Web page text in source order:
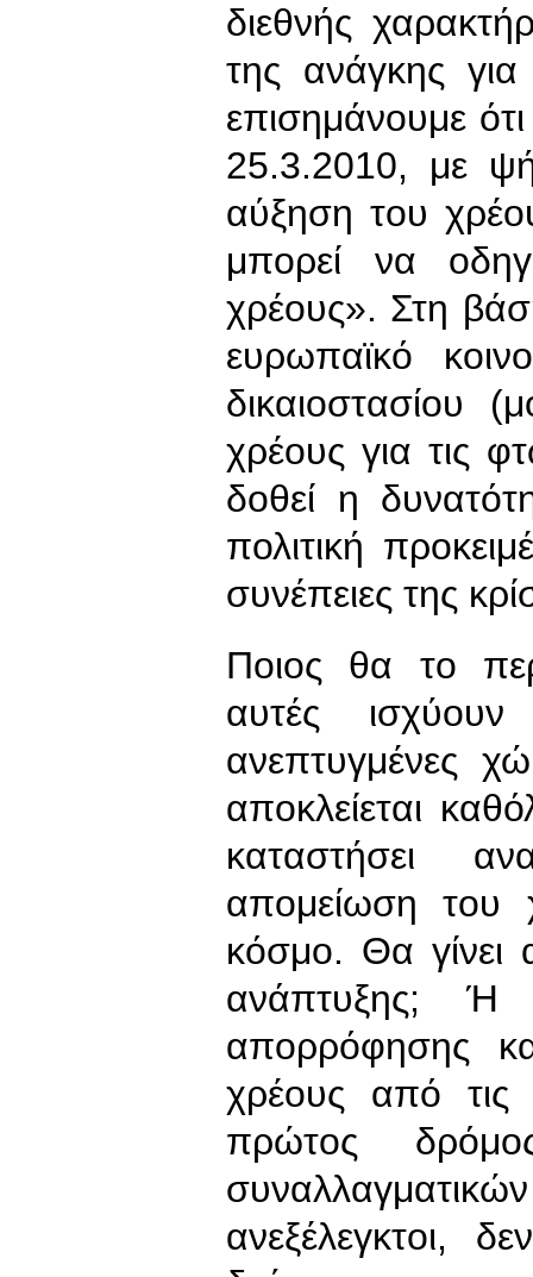
διεθνής
της ανάγκης για
επισημάνουμε
25.3.2010, με
αύξηση του
μπορεί να
χρέους». Στη
ευρωπαϊκό
δικαιοστασίου
χρέους για τις
δοθεί η
πολιτική
συνέπειες της
Ποιος θα το
αυτές
ανεπτυγμένες
αποκλείεται
καταστήσει
απομείωση του
κόσμο. Θα γίνει
ανάπτυξης;
απορρόφησης
χρέους από τις
πρώτος
ανεξέλεγκτοι,